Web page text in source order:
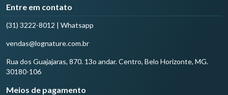
Entre em contato
(31) 3222-8012 | Whatsapp
vendas@lognature.com.br
Rua dos Guajajaras, 870. 13o andar. Centro, Belo Horizonte, MG.
30180-106
Meios de pagamento